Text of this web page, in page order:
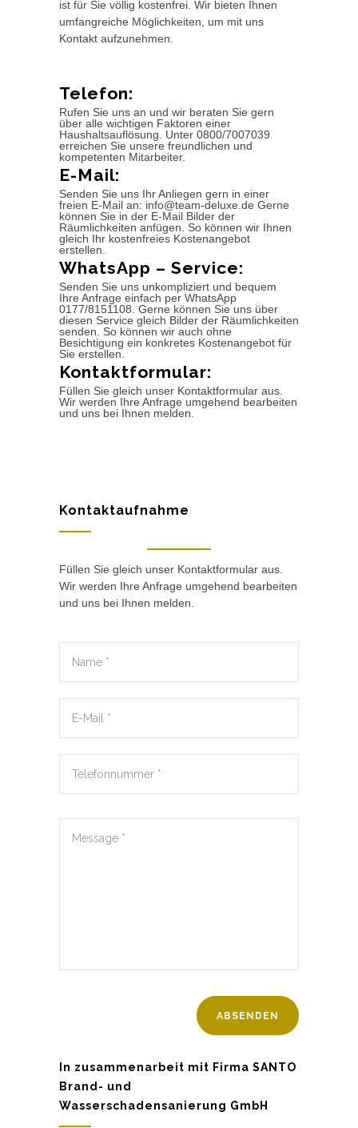
ist für Sie völlig kostenfrei. Wir bieten Ihnen
umfangreiche Möglichkeiten, um mit uns
Kontakt aufzunehmen.
Telefon:
Rufen Sie uns an und wir beraten Sie gern
über alle wichtigen Faktoren einer
Haushaltsauflösung. Unter 0800/7007039
erreichen Sie unsere freundlichen und
kompetenten Mitarbeiter.
E-Mail:
Senden Sie uns Ihr Anliegen gern in einer
freien E-Mail an: info@team-deluxe.de Gerne
können Sie in der E-Mail Bilder der
Räumlichkeiten anfügen. So können wir Ihnen
gleich Ihr kostenfreies Kostenangebot
erstellen.
WhatsApp – Service:
Senden Sie uns unkompliziert und bequem
Ihre Anfrage einfach per WhatsApp
0177/8151108. Gerne können Sie uns über
diesen Service gleich Bilder der Räumlichkeiten
senden. So können wir auch ohne
Besichtigung ein konkretes Kostenangebot für
Sie erstellen.
Kontaktformular:
Füllen Sie gleich unser Kontaktformular aus.
Wir werden Ihre Anfrage umgehend bearbeiten
und uns bei Ihnen melden.
Kontaktaufnahme
Füllen Sie gleich unser Kontaktformular aus.
Wir werden Ihre Anfrage umgehend bearbeiten
und uns bei Ihnen melden.
In zusammenarbeit mit Firma SANTO
Brand- und
Wasserschadensanierung GmbH